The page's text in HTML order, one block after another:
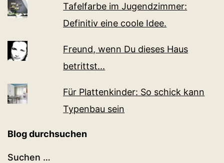
Tafelfarbe im Jugendzimmer:
Definitiv eine coole Idee.
Freund, wenn Du dieses Haus
betrittst...
Für Plattenkinder: So schick kann
Typenbau sein
Blog durchsuchen
Suchen …